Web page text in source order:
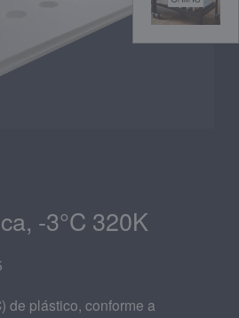
-3°C 320K
de plástico, conforme a